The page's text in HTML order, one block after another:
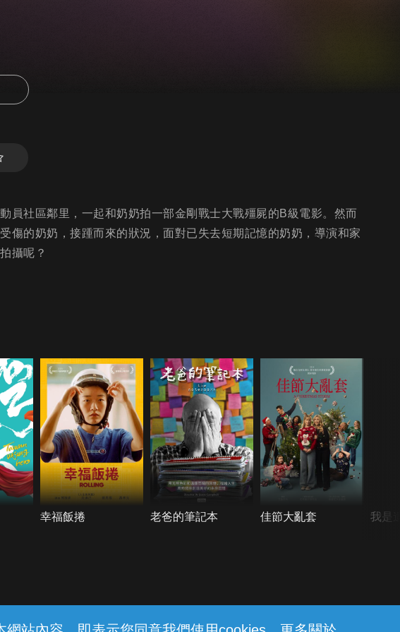
員社區鄰里，一起和奶奶拍一部金剛戰士大戰殭屍的B級電影。然而
傷的奶奶，接踵而來的狀況，面對已失去短期記憶的奶奶，導演和家
攝呢？
幸福飯捲 老爸的筆記本 佳節大亂套 我是
保護